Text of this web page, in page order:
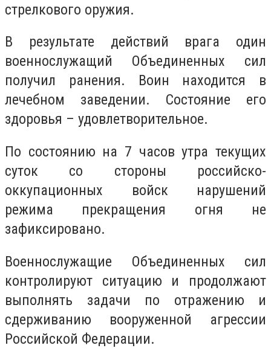
стрелкового оружия.
В результате действий врага один
военнослужащий Объединенных сил
получил ранения. Воин находится в
лечебном заведении. Состояние его
здоровья – удовлетворительное.
По состоянию на 7 часов утра текущих
суток со стороны российско-
оккупационных войск нарушений
режима прекращения огня не
зафиксировано.
Военнослужащие Объединенных сил
контролируют ситуацию и продолжают
выполнять задачи по отражению и
сдерживанию вооруженной агрессии
Российской Федерации.